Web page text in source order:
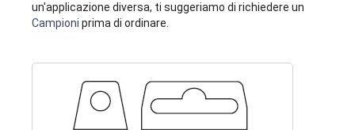
un'applicazione diversa, ti suggeriamo di richiedere un
Campioni prima di ordinare.